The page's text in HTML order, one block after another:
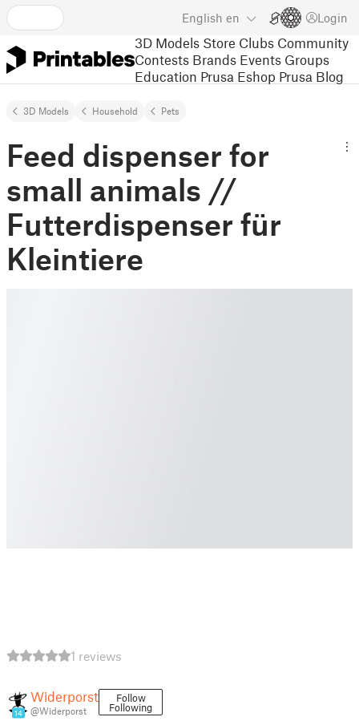
English en Login
3D Models Store Clubs Community
Contests Brands Events Groups
Education Prusa Eshop Prusa Blog
3D Models Household Pets
Feed dispenser for
small animals //
Futterdispenser für
Kleintiere
1 reviews
14
Widerporst
@Widerporst
Follow
Following